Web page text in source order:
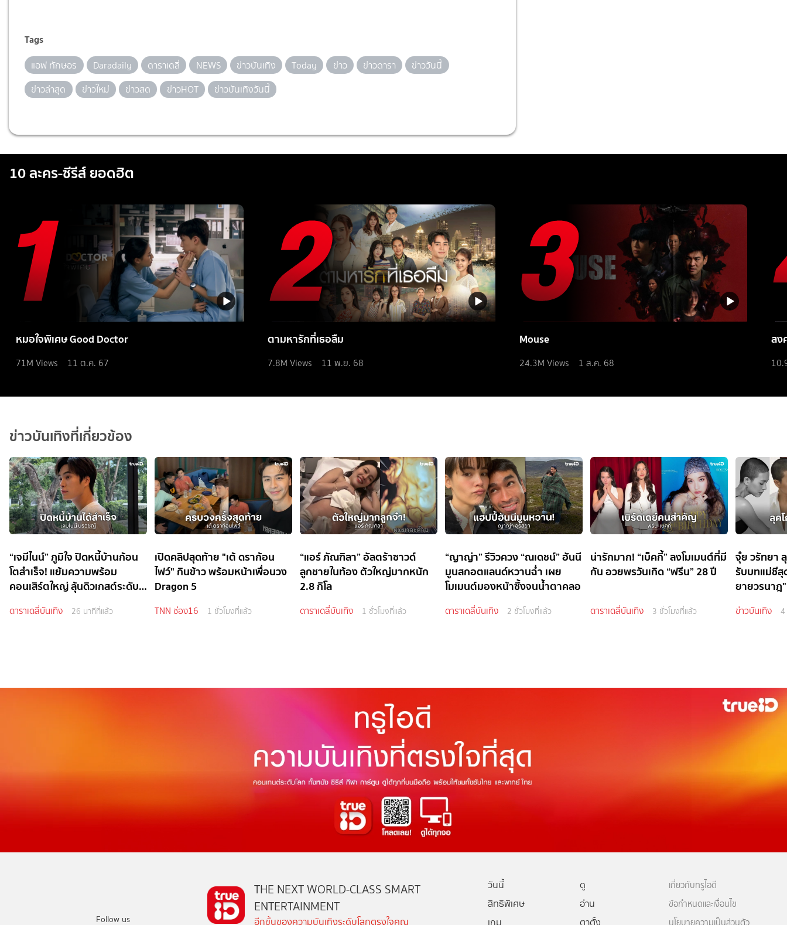
Tags
แอฟ ทักษอร Daradaily ดาราเดลี่ NEWS ข่าวบันเทิง Today ข่าว ข่าวดารา
ข่าววันนี้
ข่าวล่าสุด
ข่าวใหม่ ข่าวสด ข่าวHOT ข่าวบันเทิงวันนี้
10 ละคร-ซีรีส์ ยอดฮิต
หมอใจพิเศษ Good Doctor
71M Views 11 ต.ค. 67
ตามหารักที่เธอลืม
7.8M Views 11 พ.ย. 68
Mouse
24.3M Views 1 ส.ค. 68
สง
ข่าวบันเทิงที่เกี่ยวข้อง
“เจมีไนน์” ภูมิใจ ปิดหนี้บ้านก้อน
โตสำเร็จ! แย้มความพร้อม
คอนเสิร์ตใหญ่ ลุ้นดิวเกสต์ระดับ
ดาราเดลี่บันเทิง 26 นาทีที่แล้ว
เปิดคลิปสุดท้าย "เต้ ดราก้อน
ไฟว์" กินข้าว พร้อมหน้าเพื่อนวง
Dragon 5
TNN ช่อง16 1 ชั่วโมงที่แล้ว
“แอร์ ภัณฑิลา” อัลตร้าซาวด์
ลูกชายในท้อง ตัวใหญ่มากหนัก
2.8 กิโล
ดาราเดลี่บันเทิง 1 ชั่วโมงที่แล้ว
“ญาญ่า” รีวิวควง “ณเดชน์” ฮันนี
มูนสกอตแลนด์หวานฉ่ำ เผย
โมเมนต์มองหน้าซึ้งจนน้ำตาคลอ
ดาราเดลี่บันเทิง 2 ชั่วโมงที่แล้ว
น่ารักมาก! “เบ็คกี้” ลงโมเมนต์ที่มี
กัน อวยพรวันเกิด “ฟรีน” 28 ปี
ดาราเดลี่บันเทิง 3 ชั่วโมงที่แล้ว
จุ๋ย วรัทยา
รับบทแม่ชี
ยายวรนาฎ"
ข่าวบันเทิง 4
Follow us
THE NEXT WORLD-CLASS SMART
ENTERTAINMENT
อีกขั้นของความบันเทิงระดับโลกตรงใจคุณ
วันนี้
ดู
สิทธิพิเศษ
อ่าน
เกี่ยวกับทรูไอดี
ข้อกำหนดและเงื่อนไข